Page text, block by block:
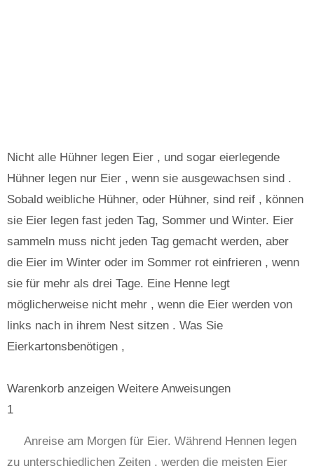
Nicht alle Hühner legen Eier , und sogar eierlegende
Hühner legen nur Eier , wenn sie ausgewachsen sind .
Sobald weibliche Hühner, oder Hühner, sind reif , können
sie Eier legen fast jeden Tag, Sommer und Winter. Eier
sammeln muss nicht jeden Tag gemacht werden, aber
die Eier im Winter oder im Sommer rot einfrieren , wenn
sie für mehr als drei Tage. Eine Henne legt
möglicherweise nicht mehr , wenn die Eier werden von
links nach in ihrem Nest sitzen . Was Sie
Eierkartonsbenötigen ,
Warenkorb anzeigen Weitere Anweisungen
1
Anreise am Morgen für Eier. Während Hennen legen
zu unterschiedlichen Zeiten , werden die meisten Eier